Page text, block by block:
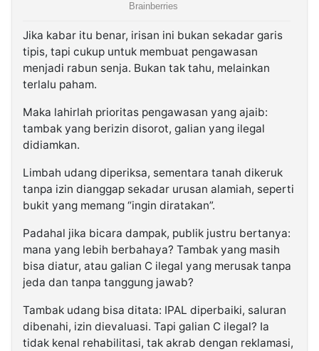
Jika kabar itu benar, irisan ini bukan sekadar garis
tipis, tapi cukup untuk membuat pengawasan
menjadi rabun senja. Bukan tak tahu, melainkan
terlalu paham.
Maka lahirlah prioritas pengawasan yang ajaib:
tambak yang berizin disorot, galian yang ilegal
didiamkan.
Limbah udang diperiksa, sementara tanah dikeruk
tanpa izin dianggap sekadar urusan alamiah, seperti
bukit yang memang “ingin diratakan”.
Padahal jika bicara dampak, publik justru bertanya:
mana yang lebih berbahaya? Tambak yang masih
bisa diatur, atau galian C ilegal yang merusak tanpa
jeda dan tanpa tanggung jawab?
Tambak udang bisa ditata: IPAL diperbaiki, saluran
dibenahi, izin dievaluasi. Tapi galian C ilegal? Ia
tidak kenal rehabilitasi, tak akrab dengan reklamasi,